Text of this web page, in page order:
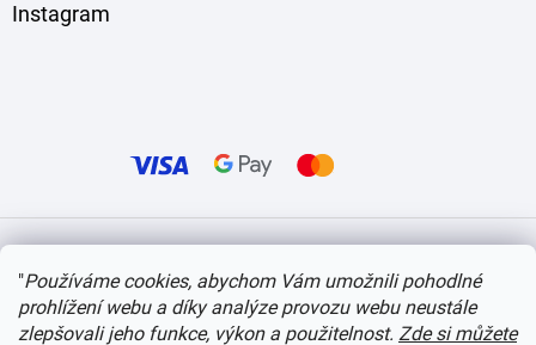
"Používáme cookies, abychom Vám umožnili pohodlné
prohlížení webu a díky analýze provozu webu neustále
zlepšovali jeho funkce, výkon a použitelnost. Zde si můžete
Instagram
Copyright 2026itvlaky.cz . Všechna práva vyhrazena. Upravit nastavení cookies